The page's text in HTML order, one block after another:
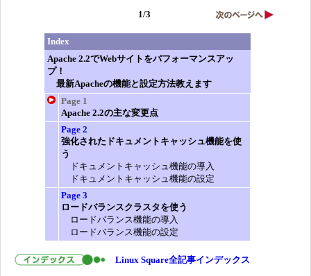
1/3
Index
Apache 2.2でWebサイトをパフォーマンスアッ
プ！
最新Apacheの機能と設定方法教えます
Page 1
Apache 2.2の主な変更点
Page 2
強化されたドキュメントキャッシュ機能を使
う
ドキュメントキャッシュ機能の導入
ドキュメントキャッシュ機能の設定
Page 3
ロードバランスクラスタを使う
ロードバランス機能の導入
ロードバランス機能の設定
Linux Square全記事インデックス